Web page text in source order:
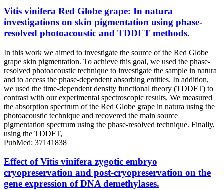
Vitis vinifera Red Globe grape: In natura
investigations on skin pigmentation using phase-
resolved photoacoustic and TDDFT methods.
In this work we aimed to investigate the source of the Red Globe
grape skin pigmentation. To achieve this goal, we used the phase-
resolved photoacoustic technique to investigate the sample in natura
and to access the phase-dependent absorbing entities. In addition,
we used the time-dependent density functional theory (TDDFT) to
contrast with our experimental spectroscopic results. We measured
the absorption spectrum of the Red Globe grape in natura using the
photoacoustic technique and recovered the main source
pigmentation spectrum using the phase-resolved technique. Finally,
using the TDDFT,
PubMed: 37141838
Effect of Vitis vinifera zygotic embryo
cryopreservation and post-cryopreservation on the
gene expression of DNA demethylases.